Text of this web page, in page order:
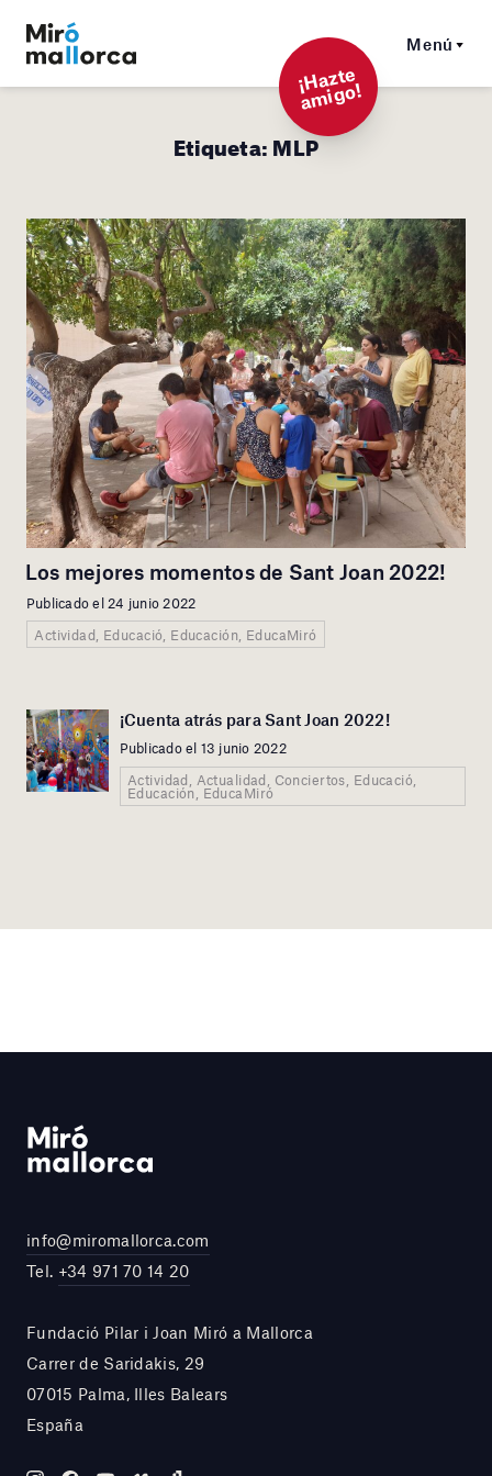
Menú
¡
Hazt
e
a
mi
g
o!
Etiqueta:MLP
Los mejores momentos de Sant Joan 2022!
Publicado el 24 junio 2022
Actividad, Educació, Educación, EducaMiró
¡Cuenta atrás para Sant Joan 2022!
Publicado el 13 junio 2022
Actividad, Actualidad, Conciertos, Educació,
Educación, EducaMiró
info@miromallorca.com
Tel. +34 971 70 14 20
Fundació Pilar i Joan Miró a Mallorca
Carrer de Saridakis, 29
07015 Palma, Illes Balears
España